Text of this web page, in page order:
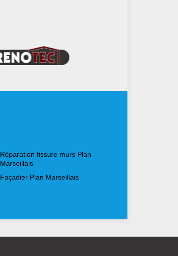
Réparation fissure murs Plan
Marseillais
Façadier Plan Marseillais